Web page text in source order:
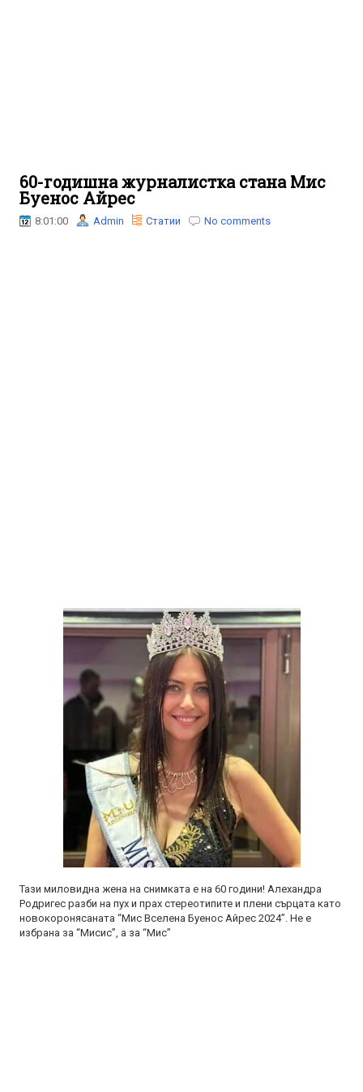
60-годишна журналистка стана Мис
Буенос Айрес
8:01:00 Admin Статии No comments
Тази миловидна жена на снимката е на 60 години! Алехандра
Родригес разби на пух и прах стереотипите и плени сърцата като
новокоронясаната “Мис Вселена Буенос Айрес 2024”. Не е
избрана за “Мисис”, а за “Мис”